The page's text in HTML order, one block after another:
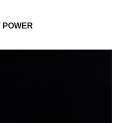
POWER